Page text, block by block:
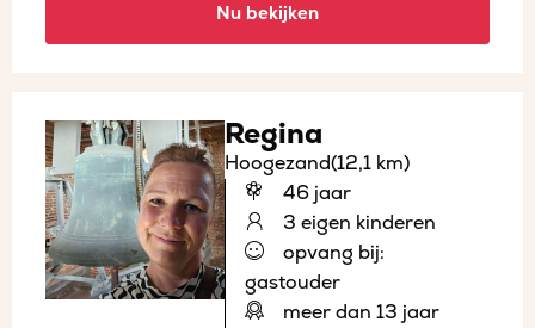
Nu bekijken
Regina
Hoogezand(12,1 km)
46 jaar
3 eigen kinderen
opvang bij:
gastouder
meer dan 13 jaar